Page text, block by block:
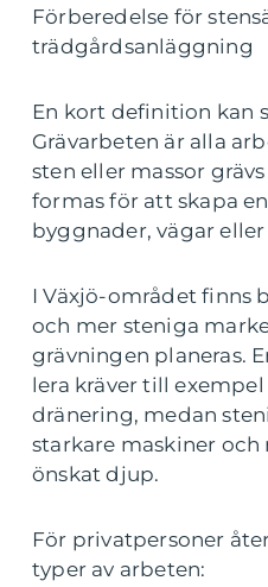
Förberedelse för
trädgårdsanläggning
En kort definition kan
Grävarbeten är alla
sten eller massor
formas för att skapa
byggnader, vägar
I Växjö-området finns
och mer steniga
grävningen planeras.
lera kräver till
dränering, medan
starkare maskiner
önskat djup.
För privatpersoner
typer av arbeten: